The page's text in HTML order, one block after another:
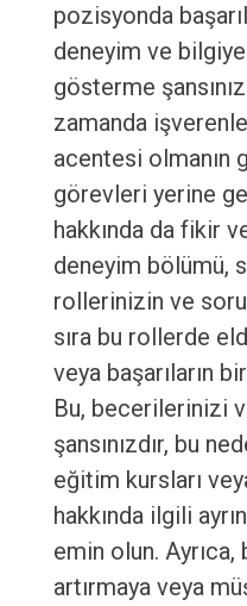
pozisyonda
deneyim ve
gösterme
zamanda
acentesi olmanın
görevleri yerine
hakkında da fikir
deneyim bölümü,
rollerinizin ve
sıra bu rollerde
veya başarıların
Bu, becerilerinizi
şansınızdır, bu
eğitim kursları
hakkında ilgili
emin olun.
artırmaya veya